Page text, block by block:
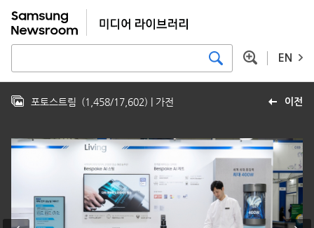
EN
이전
포토스트림 (1,458/17,602) | 가전